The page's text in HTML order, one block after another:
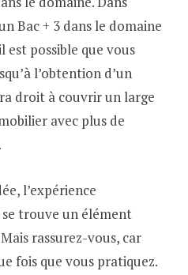
Bac + 3 dans le domaine
est possible que vous
l’obtention d’un
droit à couvrir un large
avec plus de
l’expérience
trouve un élément
rassurez-vous, car
fois que vous pratiquez.